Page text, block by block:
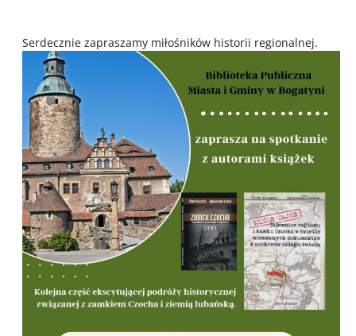
Serdecznie zapraszamy miłośników historii regionalnej.